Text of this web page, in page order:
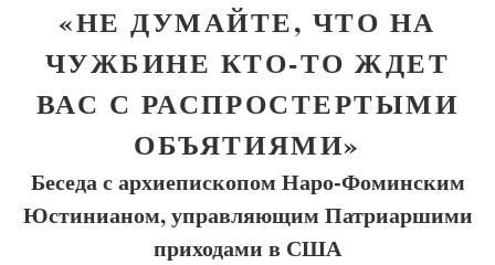
«НЕ ДУМАЙТЕ, ЧТО НА
ЧУЖБИНЕ КТО-ТО ЖДЕТ
ВАС С РАСПРОСТЕРТЫМИ
ОБЪЯТИЯМИ»
Беседа с архиепископом Наро-Фоминским
Юстинианом, управляющим Патриаршими
приходами в США